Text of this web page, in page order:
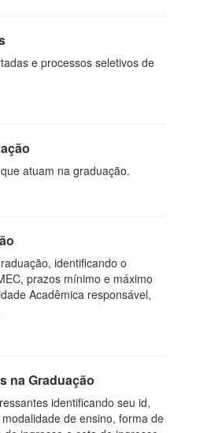
e processos seletivos de
atuam na graduação.
identificando o
prazos mínimo e máximo
Acadêmica responsável,
na Graduação
identificando seu id,
de ensino, forma de